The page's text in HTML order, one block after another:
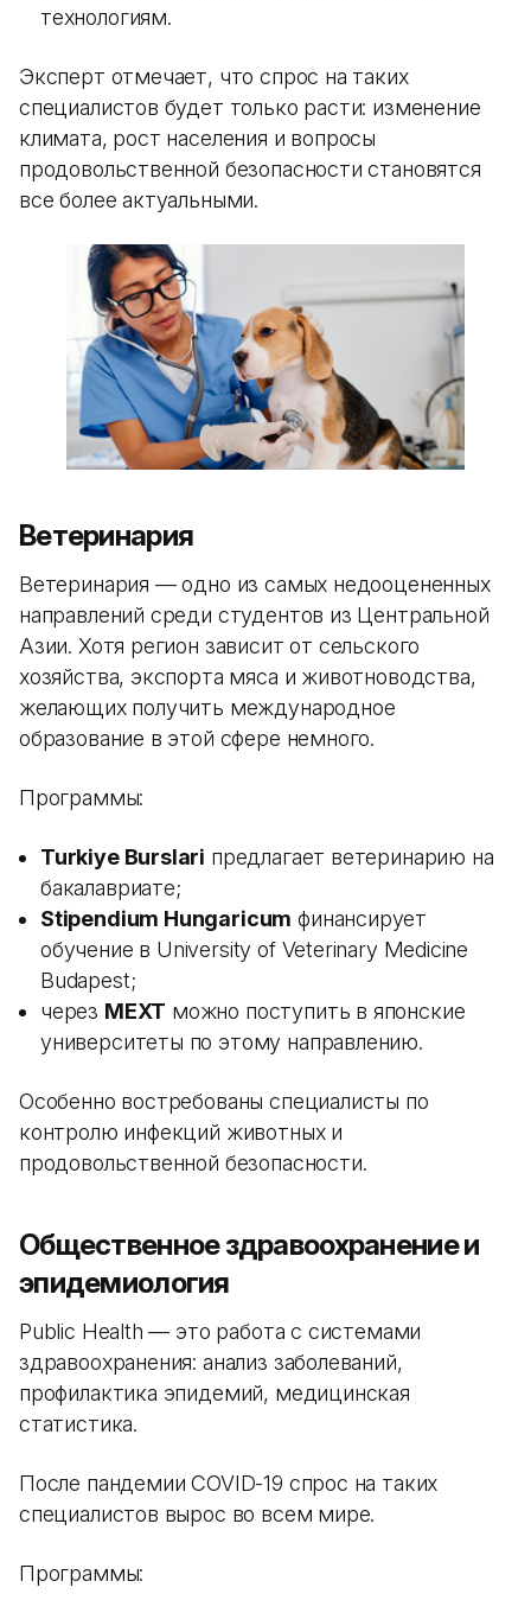
технологиям.
Эксперт отмечает, что спрос на таких
специалистов будет только расти: изменение
климата, рост населения и вопросы
продовольственной безопасности становятся
все более актуальными.
Ветеринария
Ветеринария — одно из самых недооцененных
направлений среди студентов из Центральной
Азии. Хотя регион зависит от сельского
хозяйства, экспорта мяса и животноводства,
желающих получить международное
образование в этой сфере немного.
Программы:
Turkiye Burslari предлагает ветеринарию на
бакалавриате;
Stipendium Hungaricum финансирует
обучение в University of Veterinary Medicine
Budapest;
через MEXT можно поступить в японские
университеты по этому направлению.
Особенно востребованы специалисты по
контролю инфекций животных и
продовольственной безопасности.
Общественное здравоохранение и
эпидемиология
Public Health — это работа с системами
здравоохранения: анализ заболеваний,
профилактика эпидемий, медицинская
статистика.
После пандемии COVID-19 спрос на таких
специалистов вырос во всем мире.
Программы: